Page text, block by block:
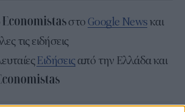
στο Google Newsκαι
τις ειδήσεις
Ειδήσειςαπό την Ελλάδα και